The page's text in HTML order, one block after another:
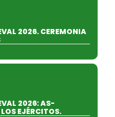
2026. CEREMONIA
2026: AS-
EJÉRCITOS.